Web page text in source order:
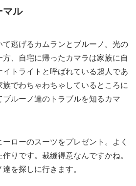
マル
逃げるカムランとブルーノ。光の
、自宅に帰ったカマラは家族に自
トライトと呼ばれている超人であ
族でわちゃわちゃしているところに
ルーノ達のトラブルを知るカマ
ローのスーツをプレゼント。よく
りです。裁縫得意なんですかね。
を探しに行きます。